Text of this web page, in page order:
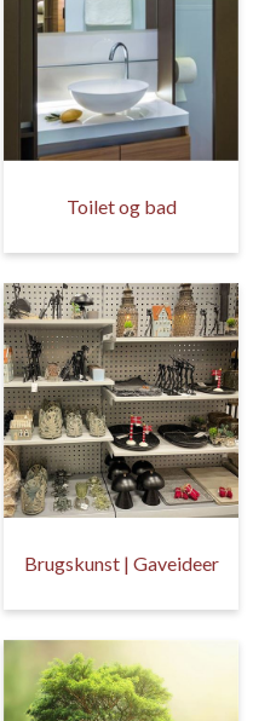
Toilet og bad
Brugskunst | Gaveideer